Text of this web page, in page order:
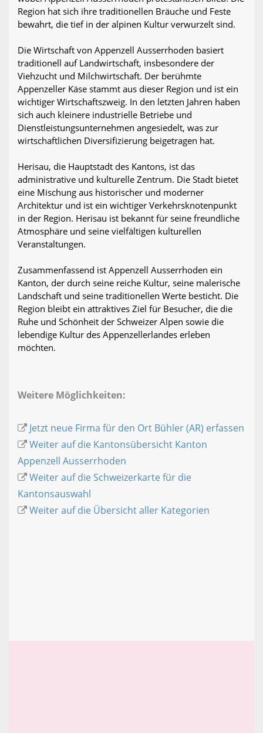
Region hat sich ihre traditionellen Bräuche und Feste
bewahrt, die tief in der alpinen Kultur verwurzelt sind.
Die Wirtschaft von Appenzell Ausserrhoden basiert
traditionell auf Landwirtschaft, insbesondere der
Viehzucht und Milchwirtschaft. Der berühmte
Appenzeller Käse stammt aus dieser Region und ist ein
wichtiger Wirtschaftszweig. In den letzten Jahren haben
sich auch kleinere industrielle Betriebe und
Dienstleistungsunternehmen angesiedelt, was zur
wirtschaftlichen Diversifizierung beigetragen hat.
Herisau, die Hauptstadt des Kantons, ist das
administrative und kulturelle Zentrum. Die Stadt bietet
eine Mischung aus historischer und moderner
Architektur und ist ein wichtiger Verkehrsknotenpunkt
in der Region. Herisau ist bekannt für seine freundliche
Atmosphäre und seine vielfältigen kulturellen
Veranstaltungen.
Zusammenfassend ist Appenzell Ausserrhoden ein
Kanton, der durch seine reiche Kultur, seine malerische
Landschaft und seine traditionellen Werte besticht. Die
Region bleibt ein attraktives Ziel für Besucher, die die
Ruhe und Schönheit der Schweizer Alpen sowie die
lebendige Kultur des Appenzellerlandes erleben
möchten.
Weitere Möglichkeiten:
Jetzt neue Firma für den Ort Bühler (AR) erfassen
Weiter auf die Kantonsübersicht Kanton
Appenzell Ausserrhoden
Weiter auf die Schweizerkarte für die
Kantonsauswahl
Weiter auf die Übersicht aller Kategorien